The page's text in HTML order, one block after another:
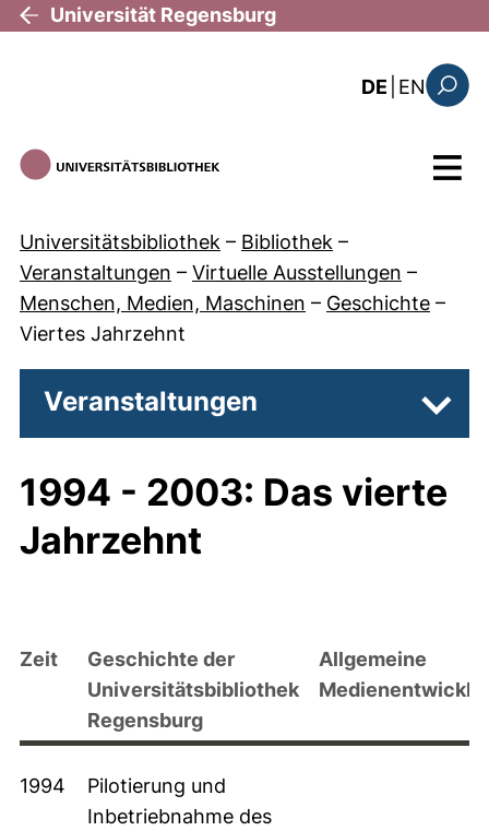
Direkt zum Inhalt
Universität Regensburg
DE EN: the
Menü
Universitätsbibliothek – Bibliothek –
Veranstaltungen – Virtuelle Ausstellungen –
Menschen, Medien, Maschinen – Geschichte –
Viertes Jahrzehnt
Veranstaltungen
1994 - 2003: Das vierte
Jahrzehnt
Zeit
Geschichte der
Universitätsbibliothek
Regensburg
Allgemeine
1994
Pilotierung und
Inbetriebnahme des